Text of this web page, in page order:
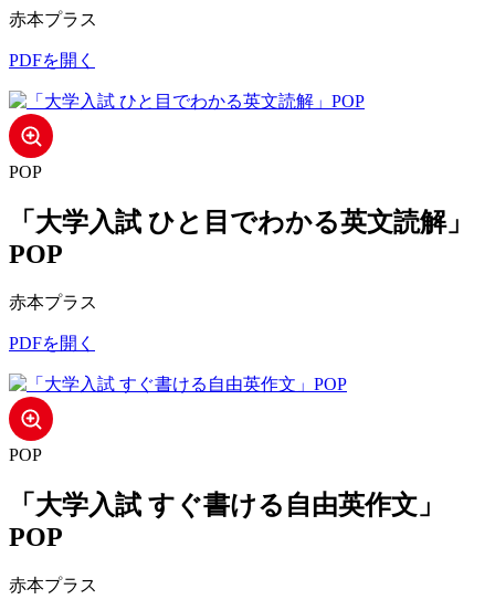
赤本プラス
PDFを開く
POP
「大学入試 ひと目でわかる英文読解」
POP
赤本プラス
PDFを開く
POP
「大学入試 すぐ書ける自由英作文」
POP
赤本プラス